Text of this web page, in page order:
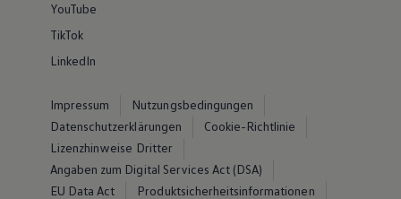
YouTube
TikTok
LinkedIn
Impressum
Nutzungsbedingungen
Datenschutzerklärungen
Cookie-Richtlinie
Lizenzhinweise Dritter
Angaben zum Digital Services Act (DSA)
EU Data Act
Produktsicherheitsinformationen